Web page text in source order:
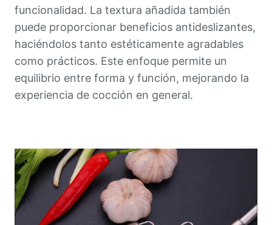
funcionalidad. La textura añadida también
puede proporcionar beneficios antideslizantes,
haciéndolos tanto estéticamente agradables
como prácticos. Este enfoque permite un
equilibrio entre forma y función, mejorando la
experiencia de cocción en general.